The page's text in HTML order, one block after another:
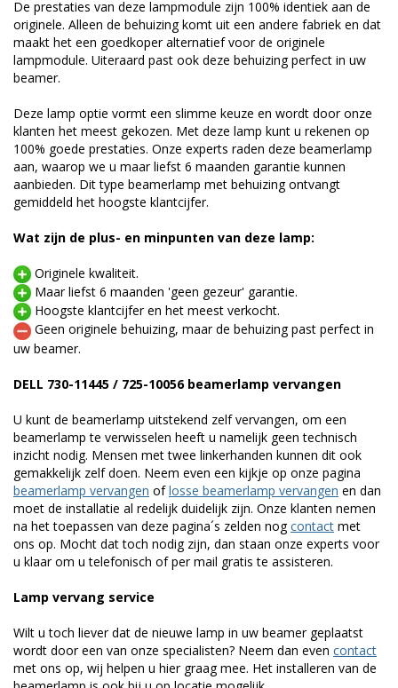
De prestaties van deze lampmodule zijn 100% identiek aan de
originele. Alleen de behuizing komt uit een andere fabriek en dat
maakt het een goedkoper alternatief voor de originele
lampmodule. Uiteraard past ook deze behuizing perfect in uw
beamer.
Deze lamp optie vormt een slimme keuze en wordt door onze
klanten het meest gekozen. Met deze lamp kunt u rekenen op
100% goede prestaties. Onze experts raden deze beamerlamp
aan, waarop we u maar liefst 6 maanden garantie kunnen
aanbieden. Dit type beamerlamp met behuizing ontvangt
gemiddeld het hoogste klantcijfer.
Wat zijn de plus- en minpunten van deze lamp:
Originele kwaliteit.
Maar liefst 6 maanden 'geen gezeur' garantie.
Hoogste klantcijfer en het meest verkocht.
Geen originele behuizing, maar de behuizing past perfect in
uw beamer.
DELL 730-11445 / 725-10056 beamerlamp vervangen
U kunt de beamerlamp uitstekend zelf vervangen, om een
beamerlamp te verwisselen heeft u namelijk geen technisch
inzicht nodig. Mensen met twee linkerhanden kunnen dit ook
gemakkelijk zelf doen. Neem even een kijkje op onze pagina
beamerlamp vervangen oflosse beamerlamp vervangen en dan
moet de installatie al redelijk duidelijk zijn. Onze klanten nemen
na het toepassen van deze pagina´s zelden nogcontact met
ons op. Mocht dat toch nodig zijn, dan staan onze experts voor
u klaar om u telefonisch of per mail gratis te assisteren.
Lamp vervang service
Wilt u toch liever dat de nieuwe lamp in uw beamer geplaatst
wordt door een van onze specialisten? Neem dan even contact
met ons op, wij helpen u hier graag mee. Het installeren van de